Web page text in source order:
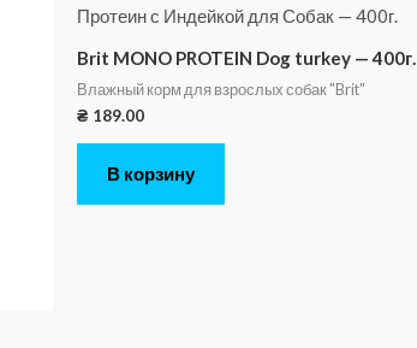
Brit MONO PROTEIN Dog turkey — 400г.
Влажный корм для взрослых собак "Brit"
₴ 189.00
В корзину